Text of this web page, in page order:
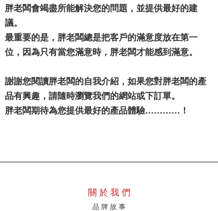
胖老闆會竭盡所能解決您的問題，並提供最好的建
議。
最重要的是，胖老闆總是把客戶的滿意度放在第一
位，因為只有當您滿意時，胖老闆才能感到滿意。
謝謝您閱讀胖老闆的自我介紹，如果您對胖老闆的產
品有興趣，請隨時瀏覽我們的網站或下訂單。
胖老闆期待為您提供最好的產品體驗…………！
關 於 我 們
品 牌 故 事